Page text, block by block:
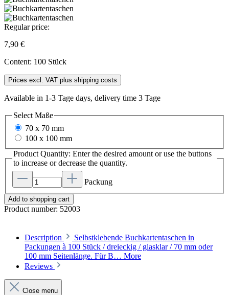
Regular price:
7,90 €
Content: 100 Stück
Prices excl. VAT plus shipping costs
Available in 1-3 Tage days, delivery time 3 Tage
Select Maße
70 x 70 mm
100 x 100 mm
Product Quantity: Enter the desired amount or use the buttons
to increase or decrease the quantity.
Packung
Add to shopping cart
Product number: 52003
Description
Selbstklebende Buchkartentaschen in
Packungen à 100 Stück / dreieckig / glasklar / 70 mm oder
100 mm Seitenlänge. Für B… More
Reviews
Close menu